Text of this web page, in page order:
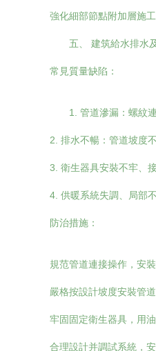
強化細部節點附加層施
五、 建筑給水排水
常見質量缺陷：
1. 管道滲漏：螺紋
2. 排水不暢：管道坡度
3. 衛生器具安裝不牢、接
4. 供暖系統失調、局部不
防治措施：
規范管道連接操作，安
嚴格按設計坡度安裝管
牢固固定衛生器具，用
合理設計并調試系統，